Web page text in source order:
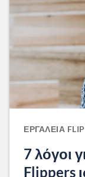
ΕΡΓΑΛΕΊΑ
7 λόγοι
Flippers